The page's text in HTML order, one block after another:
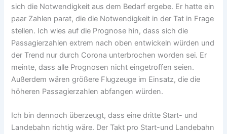
sich die Notwendigkeit aus dem Bedarf ergebe. Er hatte ein
paar Zahlen parat, die die Notwendigkeit in der Tat in Frage
stellen. Ich wies auf die Prognose hin, dass sich die
Passagierzahlen extrem nach oben entwickeln würden und
der Trend nur durch Corona unterbrochen worden sei. Er
meinte, dass alle Prognosen nicht eingetroffen seien.
Außerdem wären größere Flugzeuge im Einsatz, die die
höheren Passagierzahlen abfangen würden.
Ich bin dennoch überzeugt, dass eine dritte Start- und
Landebahn richtig wäre. Der Takt pro Start-und Landebahn